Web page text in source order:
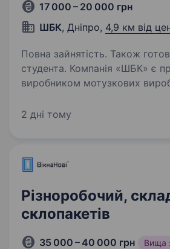
17 000 – 20 000 грн
ШБК, Дніпро, 4,9 км від
Повна зайнятість. Також
студента. Компанія «ШБК» є провідним
виробником мотузкових
ми шукаємо активного та
2 дні тому
Різноробочий,
склопакетів
35 000 – 40 000 грн Вища